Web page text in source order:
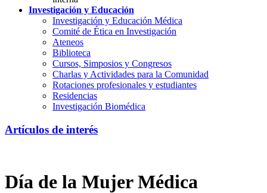
Investigación y Educación
Investigación y Educación Médica
Comité de Ética en Investigación
Ateneos
Biblioteca
Cursos, Simposios y Congresos
Charlas y Actividades para la Comunidad
Rotaciones profesionales y estudiantes
Residencias
Investigación Biomédica
Artículos de interés
Día de la Mujer Médica